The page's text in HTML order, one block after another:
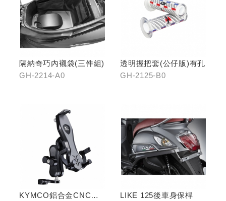
隔納奇巧內襯袋(三件組)
GH-2214-A0
透明握把套(公仔版)有孔
GH-2125-B0
KYMCO鋁合金CNC減
LIKE 125後車身保桿